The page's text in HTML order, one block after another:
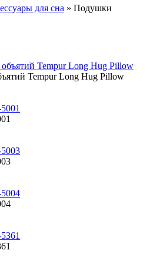
для сна » Подушки
Tempur Long Hug Pillow